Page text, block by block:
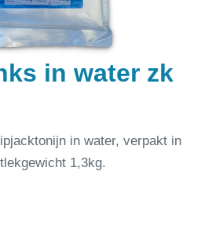
in water zk
in water, verpakt in
1,3kg.